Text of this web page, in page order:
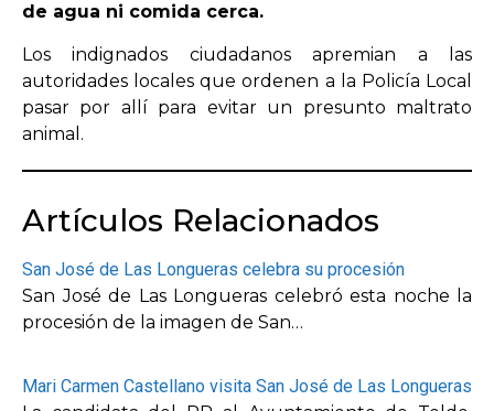
de agua ni comida cerca.
Los indignados ciudadanos apremian a las
autoridades locales que ordenen a la Policía Local
pasar por allí para evitar un presunto maltrato
animal.
Artículos Relacionados
San José de Las Longueras celebra su procesión
San José de Las Longueras celebró esta noche la
procesión de la imagen de San…
Mari Carmen Castellano visita San José de Las Longueras